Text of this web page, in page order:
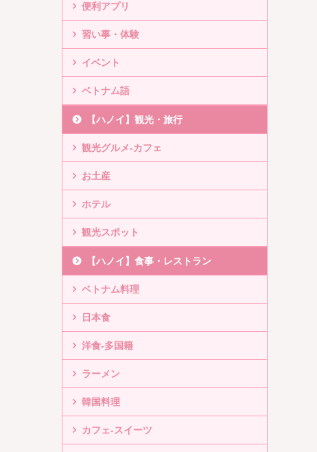
便利アプリ
習い事・体験
イベント
ベトナム語
【ハノイ】観光・旅行
観光グルメ-カフェ
お土産
ホテル
観光スポット
【ハノイ】食事・レストラン
ベトナム料理
日本食
洋食-多国籍
ラーメン
韓国料理
カフェ-スイーツ